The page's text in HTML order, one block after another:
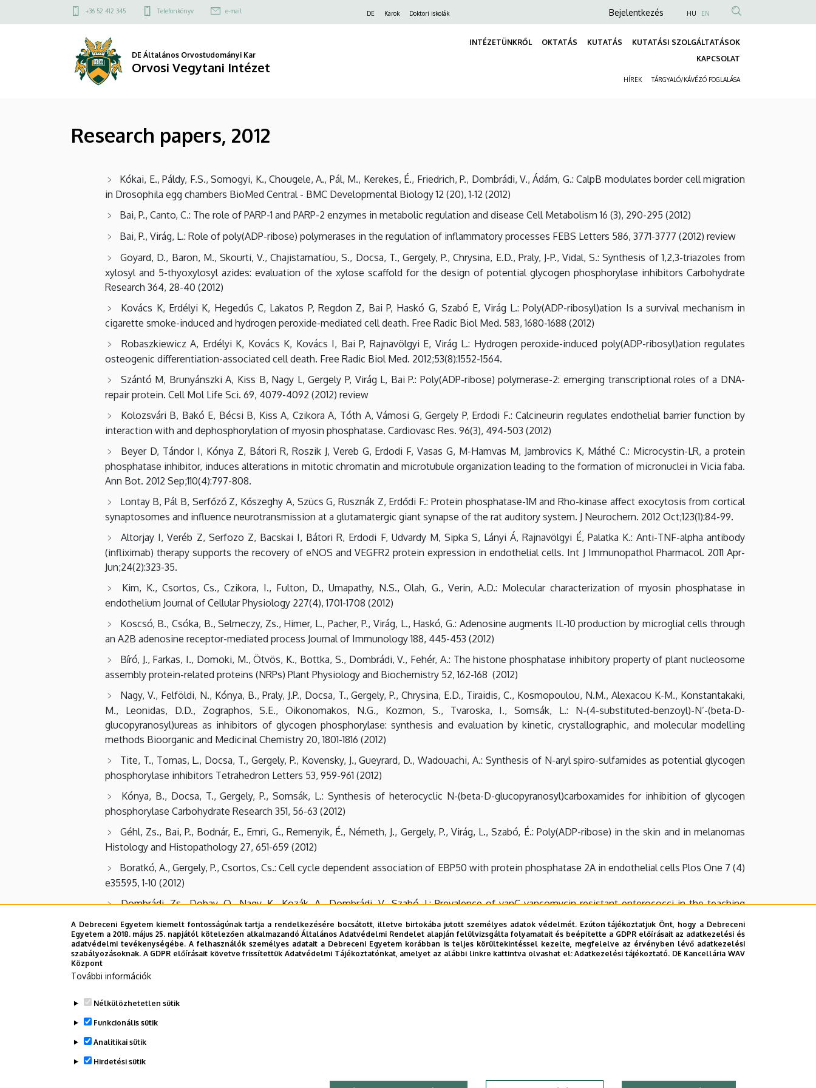
Research
Vegytani
a
Felső
menü
+36 52 412 345 Telefonkönyv e-mail DE Karok Doktori iskolák
Anonim
fiók
Bejelentkezés HU EN
DE Általános Orvostudományi Kar
Orvosi Vegytani Intézet
INTÉZETÜNKRŐL OKTATÁS KUTATÁS
KUTATÁSI SZOLGÁLTATÁSOK
KAPCSOLAT
HÍREK TÁRGYALÓ/KÁVÉZÓ FOGLALÁSA
Research papers, 2012
Kókai, E., Páldy, F.S., Somogyi, K., Chougele, A., Pál, M., Kerekes, É., Friedrich, P., Dombrádi, V., Ádám, G.: CalpB modulates border cell migration
in Drosophila egg chambers BioMed Central - BMC Developmental Biology 12 (20), 1-12 (2012)
Bai, P., Canto, C.: The role of PARP-1 and PARP-2 enzymes in metabolic regulation and disease Cell Metabolism 16 (3), 290-295 (2012)
Bai, P., Virág, L.: Role of poly(ADP-ribose) polymerases in the regulation of inflammatory processes FEBS Letters 586, 3771-3777 (2012) review
Goyard, D., Baron, M., Skourti, V., Chajistamatiou, S., Docsa, T., Gergely, P., Chrysina, E.D., Praly, J-P., Vidal, S.: Synthesis of 1,2,3-triazoles from
xylosyl and 5-thyoxylosyl azides: evaluation of the xylose scaffold for the design of potential glycogen phosphorylase inhibitors Carbohydrate
Research 364, 28-40 (2012)
Kovács K, Erdélyi K, Hegedűs C, Lakatos P, Regdon Z, Bai P, Haskó G, Szabó E, Virág L.: Poly(ADP-ribosyl)ation Is a survival mechanism in
cigarette smoke-induced and hydrogen peroxide-mediated cell death. Free Radic Biol Med. 583, 1680-1688 (2012)
Robaszkiewicz A, Erdélyi K, Kovács K, Kovács I, Bai P, Rajnavölgyi E, Virág L.: Hydrogen peroxide-induced poly(ADP-ribosyl)ation regulates
osteogenic differentiation-associated cell death. Free Radic Biol Med. 2012;53(8):1552-1564.
Szántó M, Brunyánszki A, Kiss B, Nagy L, Gergely P, Virág L, Bai P.: Poly(ADP-ribose) polymerase-2: emerging transcriptional roles of a DNA-
repair protein. Cell Mol Life Sci. 69, 4079-4092 (2012) review
Kolozsvári B, Bakó E, Bécsi B, Kiss A, Czikora A, Tóth A, Vámosi G, Gergely P, Erdodi F.: Calcineurin regulates endothelial barrier function by
interaction with and dephosphorylation of myosin phosphatase. Cardiovasc Res. 96(3), 494-503 (2012)
Beyer D, Tándor I, Kónya Z, Bátori R, Roszik J, Vereb G, Erdodi F, Vasas G, M-Hamvas M, Jambrovics K, Máthé C.: Microcystin-LR, a protein
phosphatase inhibitor, induces alterations in mitotic chromatin and microtubule organization leading to the formation of micronuclei in Vicia faba.
Ann Bot. 2012 Sep;110(4):797-808.
Lontay B, Pál B, Serfőző Z, Kőszeghy A, Szücs G, Rusznák Z, Erdődi F.: Protein phosphatase-1M and Rho-kinase affect exocytosis from cortical
synaptosomes and influence neurotransmission at a glutamatergic giant synapse of the rat auditory system. J Neurochem. 2012 Oct;123(1):84-99.
Altorjay I, Veréb Z, Serfozo Z, Bacskai I, Bátori R, Erdodi F, Udvardy M, Sipka S, Lányi Á, Rajnavölgyi É, Palatka K.: Anti-TNF-alpha antibody
(infliximab) therapy supports the recovery of eNOS and VEGFR2 protein expression in endothelial cells. Int J Immunopathol Pharmacol. 2011 Apr-
Jun;24(2):323-35.
Kim, K., Csortos, Cs., Czikora, I., Fulton, D., Umapathy, N.S., Olah, G., Verin, A.D.: Molecular characterization of myosin phosphatase in
endothelium Journal of Cellular Physiology 227(4), 1701-1708 (2012)
Koscsó, B., Csóka, B., Selmeczy, Zs., Himer, L., Pacher, P., Virág, L., Haskó, G.: Adenosine augments IL-10 production by microglial cells through
an A2B adenosine receptor-mediated process Journal of Immunology 188, 445-453 (2012)
Bíró, J., Farkas, I., Domoki, M., Ötvös, K., Bottka, S., Dombrádi, V., Fehér, A.: The histone phosphatase inhibitory property of plant nucleosome
assembly protein-related proteins (NRPs) Plant Physiology and Biochemistry 52, 162-168 (2012)
Nagy, V., Felföldi, N., Kónya, B., Praly, J.P., Docsa, T., Gergely, P., Chrysina, E.D., Tiraidis, C., Kosmopoulou, N.M., Alexacou K-M., Konstantakaki,
M., Leonidas, D.D., Zographos, S.E., Oikonomakos, N.G., Kozmon, S., Tvaroska, I., Somsák, L.: N-(4-substituted-benzoyl)-N’-(beta-D-
glucopyranosyl)ureas as inhibitors of glycogen phosphorylase: synthesis and evaluation by kinetic, crystallographic, and molecular modelling
methods Bioorganic and Medicinal Chemistry 20, 1801-1816 (2012)
Tite, T., Tomas, L., Docsa, T., Gergely, P., Kovensky, J., Gueyrard, D., Wadouachi, A.: Synthesis of N-aryl spiro-sulfamides as potential glycogen
phosphorylase inhibitors Tetrahedron Letters 53, 959-961 (2012)
Kónya, B., Docsa, T., Gergely, P., Somsák, L.: Synthesis of heterocyclic N-(beta-D-glucopyranosyl)carboxamides for inhibition of glycogen
phosphorylase Carbohydrate Research 351, 56-63 (2012)
Géhl, Zs., Bai, P., Bodnár, E., Emri, G., Remenyik, É., Németh, J., Gergely, P., Virág, L., Szabó, É.: Poly(ADP-ribose) in the skin and in melanomas
Histology and Histopathology 27, 651-659 (2012)
Boratkó, A., Gergely, P., Csortos, Cs.: Cell cycle dependent association of EBP50 with protein phosphatase 2A in endothelial cells Plos One 7 (4)
e35595, 1-10 (2012)
Dombrádi, Zs., Dobay, O., Nagy, K., Kozák, A., Dombrádi, V., Szabó, J.: Prevalence of vanC vancomycin-resistant enterococci in the teaching
hospitals of the University of Debrecen, Hungary Microbial Drug Resistance 18, 47-51 (2012)
Serfőző, Z., Lontay, B., Kukor, Z., Erdődi, F.: Chronic inhibition of nitric oxide synthase activity by NG-nitro-L-arginine induces nitric oxide
synthase expression in the developing rat cerebellum Neurochemistry International 60, 605-615 (2012)
Ádám, Cs., Erdei, É., Casado, C., Kovács, L., González, A., Majoros, L., Petrényi, K., Bagossi, P., Farkas, I., Molnar, M., Pócsi, I., Arino, J., Dombrádi,
1258-1267 (2012)
Leiter, É., González, A., Erdei, É., Casado, C., Kovács, L., Ádám, Cs., Oláh, J., Miskei, M., Molnár, M., Farkas, I., Hamari, Zs., Arino, J., Pócsi, I.,
Dombrádi, V.: Protein phosphatise Z modulates oxidative stress response in fungi Fungal Genetics and Biology 49, 708-7016 (2012)
A Debreceni Egyetem kiemelt fontosságúnak tartja a rendelkezésére bocsátott, illetve birtokába jutott személyes adatok védelmét. Ezúton tájékoztatjuk Önt, hogy a Debreceni
Egyetem a 2018. május 25. napjától kötelezően alkalmazandó Általános Adatvédelmi Rendelet alapján felülvizsgálta folyamatait és beépítette a GDPR előírásait az adatkezelési és
adatvédelmi tevékenységébe. A felhasználók személyes adatait a Debreceni Egyetem korábban is teljes körültekintéssel kezelte, megfelelve az érvényben lévő adatkezelési
szabályozásoknak. A GDPR előírásait követve frissítettük Adatvédelmi Tájékoztatónkat, amelyet az alábbi linkre kattintva olvashat el:Adatkezelési tájékoztató. DE Kancellária WAV
Központ
További információk
Nélkülözhetetlen sütik
Funkcionális sütik
Analitikai sütik
Hirdetési sütik